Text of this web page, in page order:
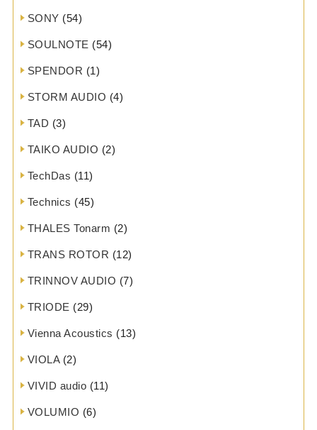
SONY (54)
SOULNOTE (54)
SPENDOR (1)
STORM AUDIO (4)
TAD (3)
TAIKO AUDIO (2)
TechDas (11)
Technics (45)
THALES Tonarm (2)
TRANS ROTOR (12)
TRINNOV AUDIO (7)
TRIODE (29)
Vienna Acoustics (13)
VIOLA(2)
VIVID audio (11)
VOLUMIO (6)